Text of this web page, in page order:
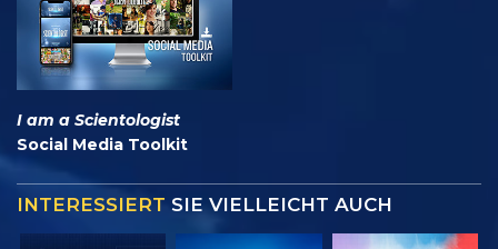
I am a Scientologist
Social Media Toolkit
INTERESSIERT SIE VIELLEICHT AUCH